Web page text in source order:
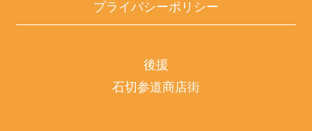
プライバシーポリシー
後援
石切参道商店街